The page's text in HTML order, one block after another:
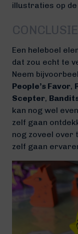
illustraties op
CONCLUSIE
Een heleboel
dat zou echt te
Neem
People’s Favor,
Scepter,
kan nog wel
zelf gaan
nog zoveel over
zelf gaan